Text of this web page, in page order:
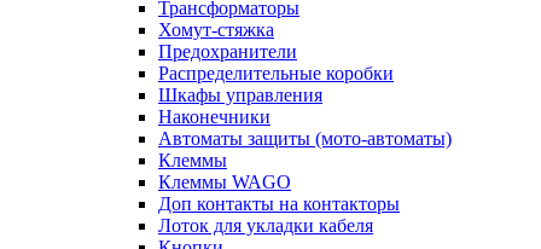
Трансформаторы
Хомут-стяжка
Предохранители
Распределительные коробки
Шкафы управления
Наконечники
Автоматы защиты (мото-автоматы)
Клеммы
Клеммы WAGO
Доп контакты на контакторы
Лоток для укладки кабеля